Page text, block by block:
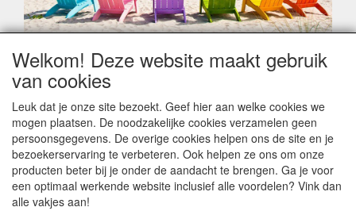
Geachte klant,
Zoals elk jaar zorgt de verlofperiode, naast een hoop
leveringsproblemen.
Sommige fabrikanten sluiten of werken met een
vakantiebezetting.
Bestellingen die vanaf +/- 15 juli geplaatst worden kunnen
hierdoor vertraging oplopen. Wanneer die voorradig is en alle
betalingsmodaliteiten zijn vervuld dan de bestelling verstuurd
worden. Indien deze nog terug moeten binnen komen dan is
Welkom! Deze website maakt gebruik
van cookies
Leuk dat je onze site bezoekt. Geef hier aan welke cookies we
mogen plaatsen. De noodzakelijke cookies verzamelen geen
persoonsgegevens. De overige cookies helpen ons de site en je
bezoekerservaring te verbeteren. Ook helpen ze ons om onze
producten beter bij je onder de aandacht te brengen. Ga je voor
een optimaal werkende website inclusief alle voordelen? Vink dan
alle vakjes aan!